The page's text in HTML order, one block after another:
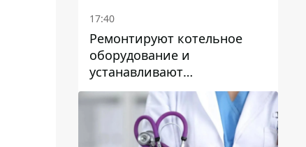
17:40
Ремонтируют котельное
оборудование и
устанавливают
генераторные установки:
как в Днепре готовятся к
отопительному сезону